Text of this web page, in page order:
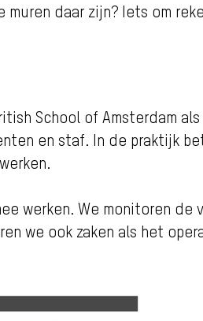
daar zijn? Iets om
School of Amsterdam
en staf. In de praktijk
werken. We monitoren de
we ook zaken als het